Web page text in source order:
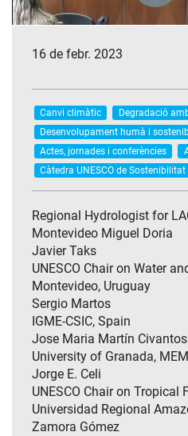
16 de febr. 2023
Canvi climàtic
Degradació
Desenvolupament humà i
Actes, jornades i conferències
Càtedra UNESCO de Sostenibilitat
Regional Hydrologist for
Montevideo Miguel Doria
Javier Taks
UNESCO Chair on Water
Montevideo, Uruguay
Sergio Martos
IGME-CSIC, Spain
Jose Maria Martín Civantos
University of Granada,
Jorge E. Celi
UNESCO Chair on Tropical
Universidad Regional
Zamora Gómez